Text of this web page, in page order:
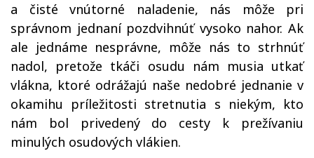
a čisté vnútorné naladenie, nás môže pri
správnom jednaní pozdvihnúť vysoko nahor. Ak
ale jednáme nesprávne, môže nás to strhnúť
nadol, pretože tkáči osudu nám musia utkať
vlákna, ktoré odrážajú naše nedobré jednanie v
okamihu príležitosti stretnutia s niekým, kto
nám bol privedený do cesty k prežívaniu
minulých osudových vlákien.